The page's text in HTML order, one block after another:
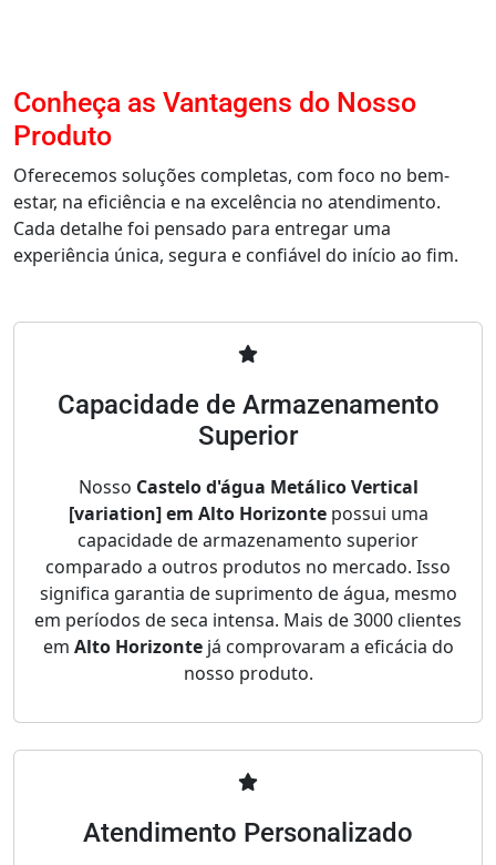
Conheça as Vantagens do Nosso
Produto
Oferecemos soluções completas, com foco no bem-
estar, na eficiência e na excelência no atendimento.
Cada detalhe foi pensado para entregar uma
experiência única, segura e confiável do início ao fim.
Capacidade de Armazenamento
Superior
Nosso Castelo d'água Metálico Vertical
[variation] em Alto Horizontepossui uma
capacidade de armazenamento superior
comparado a outros produtos no mercado. Isso
significa garantia de suprimento de água, mesmo
em períodos de seca intensa. Mais de 3000 clientes
em Alto Horizontejá comprovaram a eficácia do
nosso produto.
Atendimento Personalizado